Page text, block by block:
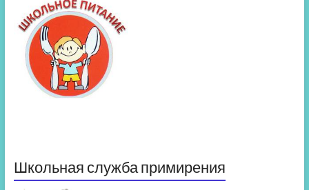
Школьная служба примирения